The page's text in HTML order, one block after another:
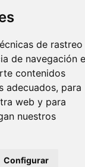
de rastreo
de navegación
contenidos
adecuados, para
web y para
nuestros
Configurar
una ayuda
de COVID-
incremento de